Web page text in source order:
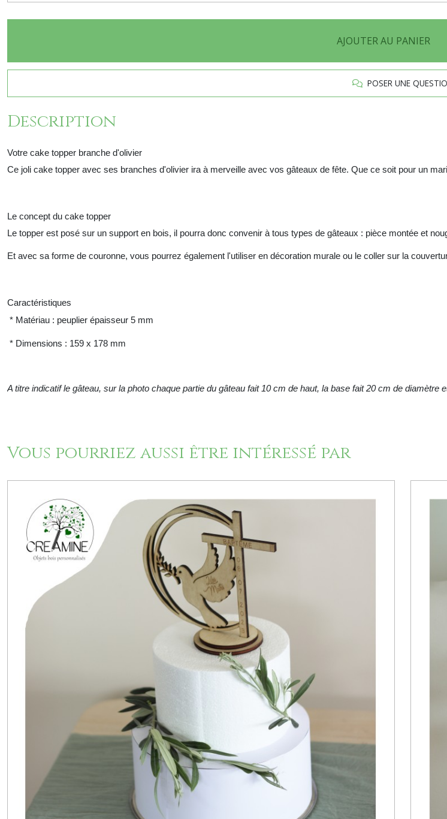
AJOUTER AU PANIER
POSER UNE
Description
Votre cake topper branche d'olivier
Ce joli cake topper avec ses branches d'olivier ira à merveille avec vos gâteaux de fête. Que ce soit pour un
Le concept du cake topper
Le topper est posé sur un support en bois, il pourra donc convenir à tous types de gâteaux : pièce montée et
Et avec sa forme de couronne, vous pourrez également l'utiliser en décoration murale ou le coller sur la
Caractéristiques
* Matériau : peuplier épaisseur 5 mm
* Dimensions : 159 x 178 mm
A titre indicatif le gâteau, sur la photo chaque partie du gâteau fait 10 cm de haut, la base fait 20 cm de diamètre
Vous pourriez aussi être intéressé par